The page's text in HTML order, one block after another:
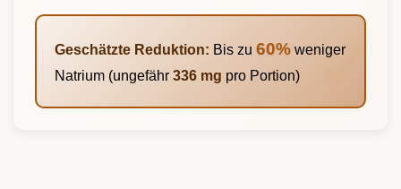
Geschätzte Reduktion: Bis zu 60% weniger
Natrium (ungefähr 336 mg pro Portion)